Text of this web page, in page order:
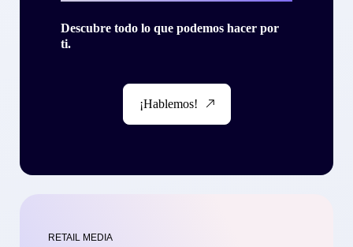
Descubre todo lo que podemos hacer por
ti.
¡Hablemos!
RETAIL MEDIA